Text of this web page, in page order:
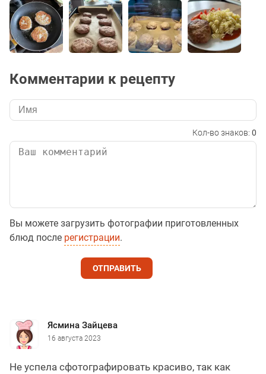
Комментарии к рецепту
Кол-во знаков: 0
Вы можете загрузить фотографии приготовленных
блюд после регистрации.
ОТПРАВИТЬ
Ясмина Зайцева
16 августа 2023
Не успела сфотографировать красиво, так как